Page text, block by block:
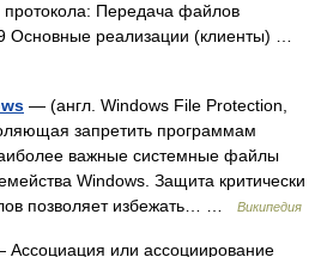
Передача файлов
Основные реализации (клиенты) …
— (англ. Windows File Protection,
запретить программам
важные системные файлы
Windows. Защита критически
позволяет избежать… …
Википедия
Ассоциация или ассоциирование